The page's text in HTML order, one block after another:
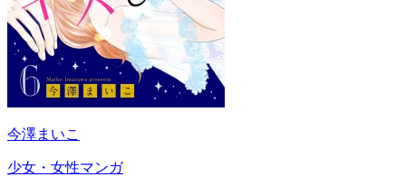
今澤まいこ
少女・女性マンガ